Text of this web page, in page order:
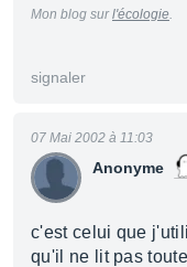
Mon blog surl'écologie.
signaler
Anonyme
07 Mai 2002 à 11:03
c'est celui que
qu'il ne lit pas